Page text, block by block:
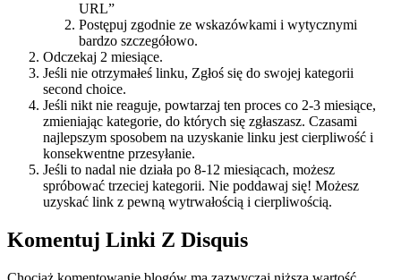
URL”
Postępuj zgodnie ze wskazówkami i wytycznymi
bardzo szczegółowo.
Odczekaj 2 miesiące.
Jeśli nie otrzymałeś linku, Zgłoś się do swojej kategorii
second choice.
Jeśli nikt nie reaguje, powtarzaj ten proces co 2-3 miesiące,
zmieniając kategorie, do których się zgłaszasz. Czasami
najlepszym sposobem na uzyskanie linku jest cierpliwość i
konsekwentne przesyłanie.
Jeśli to nadal nie działa po 8-12 miesiącach, możesz
spróbować trzeciej kategorii. Nie poddawaj się! Możesz
uzyskać link z pewną wytrwałością i cierpliwością.
Komentuj Linki Z Disquis